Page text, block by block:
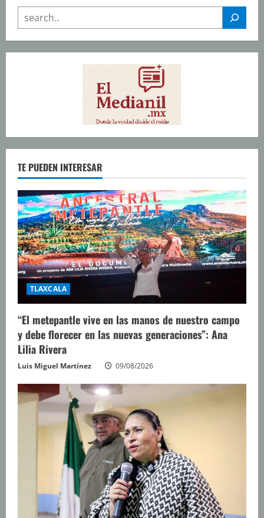
SEARCH
TE PUEDEN INTERESAR
TLAXCALA
“El metepantle vive en las manos de nuestro campo
y debe florecer en las nuevas generaciones”: Ana
Lilia Rivera
Luis Miguel Martínez 09/08/2026